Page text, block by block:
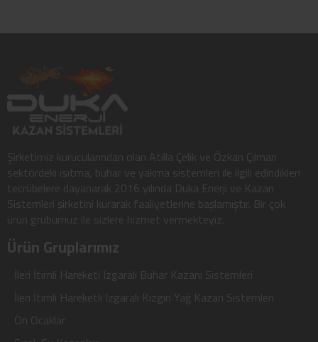
Şirketimiz kurucularından olan Atilla Çelik ve Özkan Çılman
sektördeki ısıtma, buhar ve yakma sistemleri ile ilgili edindikleri
tecrübelere dayanarak 2016 yılında Duka Enerji ve Kazan
Sistemleri şirketini kurarak faaliyetlerine başlamıştır. Bir çok
ürün grubumuz ile sizlere hizmet vermekteyiz.
Ürün Gruplarımız
İleri İtimli Hareketi Izgaralı Buhar Kazanı Sistemleri
İleri İtimli Hareketli Izgaralı Kızgın Yağ Kazan Sistemleri
Ön Ocaklar